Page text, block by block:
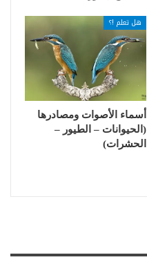
هل تعلم !؟
أسماء الأصوات ومصادرها
(الحيوانات – الطيور –
الحشرات)